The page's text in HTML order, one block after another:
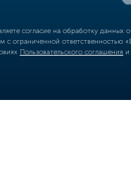
согласие на обработку
с ограниченной
Пользовательского соглашения и